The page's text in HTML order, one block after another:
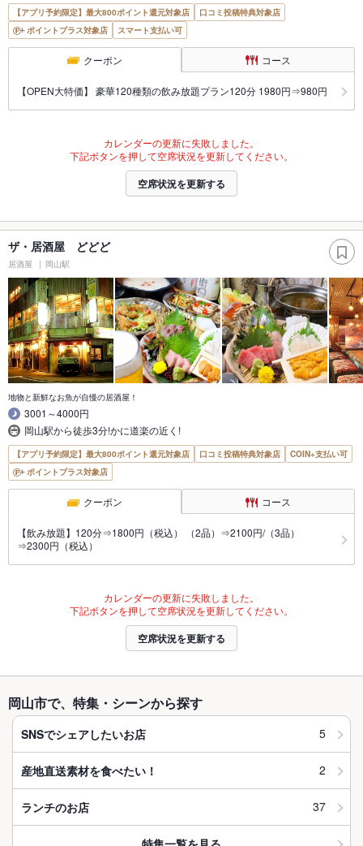
【アプリ予約限定】最大800ポイント還元対象店
口コミ投稿特典対象店
ポイントプラス対象店
スマート支払い可
クーポン コース
【OPEN大特価】 豪華120種類の飲み放題プラン120分 1980円⇒980円
カレンダーの更新に失敗しました。
下記ボタンを押して空席状況を更新してください。
空席状況を更新する
ザ・居酒屋 どどど
居酒屋 岡山駅
地物と新鮮なお魚が自慢の居酒屋！
3001～4000円
岡山駅から徒歩3分!かに道楽の近く!
【アプリ予約限定】最大800ポイント還元対象店 口コミ投稿特典対象店
COIN+支払い可
ポイントプラス対象店
クーポン コース
【飲み放題】120分⇒1800円（税込） （2品）⇒2100円/（3品）
⇒2300円（税込）
カレンダーの更新に失敗しました。
下記ボタンを押して空席状況を更新してください。
空席状況を更新する
岡山市で、特集・シーンから探す
SNSでシェアしたいお店 5
産地直送素材を食べたい！ 2
ランチのお店 37